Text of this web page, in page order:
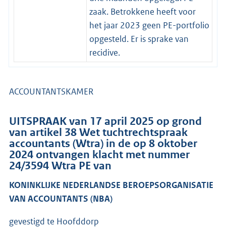
zaak. Betrokkene heeft voor
het jaar 2023 geen PE-portfolio
opgesteld. Er is sprake van
recidive.
ACCOUNTANTSKAMER
UITSPRAAK van 17 april 2025 op grond
van artikel 38 Wet tuchtrechtspraak
accountants (Wtra) in de op 8 oktober
2024 ontvangen klacht met nummer
24/3594 Wtra PE van
KONINKLIJKE NEDERLANDSE BEROEPSORGANISATIE
VAN ACCOUNTANTS (NBA)
gevestigd te Hoofddorp